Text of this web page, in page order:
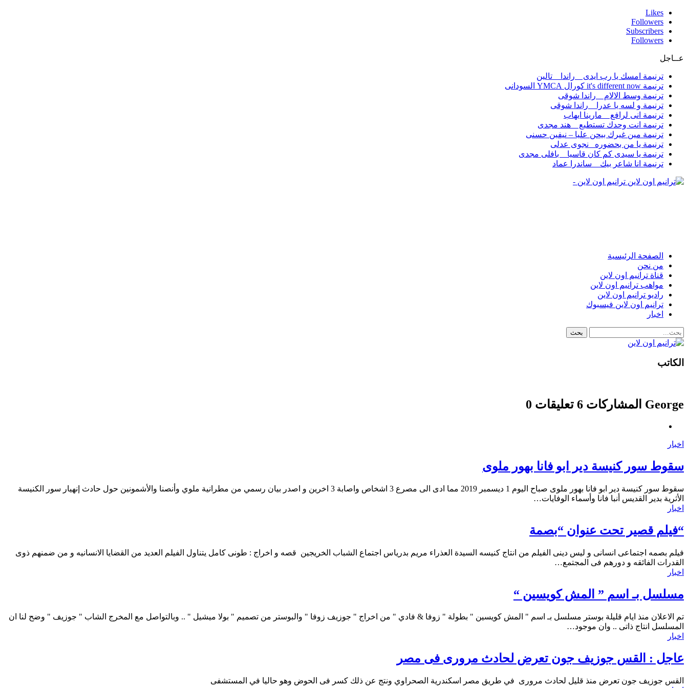
Likes
Followers
Subscribers
Followers
عــاجل
ترنيمة امسك يا رب ايدى _ راندا _ تالين
ترنيمة it's different now كورال YMCA السودانى
ترنيمة وسط الالام _ راندا شوقى
ترنيمة و لسه يا عدرا _ راندا شوقى
ترنيمة انى لرافع _ مارينا ايهاب
ترنيمة انت وحدك تستطيع _ هند مجدى
ترنيمة مين غيرك بيحن عليا – نيفين حسنى
ترنيمة يا من بحضوره _نجوى عدلى
ترنيمة يا سيدى كم كان قاسيا _ بافلى مجدى
ترنيمة انا شاعر بيك _ ساندرا عماد
ترانيم اون لاين -
الصفحة الرئيسية
من نحن
قناة ترانيم اون لاين
مواهب ترانيم اون لاين
راديو ترانيم اون لاين
ترانيم اون لاين فيسبوك
اخبار
الكاتب
George المشاركات 6 تعليقات 0
اخبار
سقوط سور كنيسة دير ابو فانا بهور ملوى
سقوط سور كنيسة دير ابو فانا بهور ملوى صباح اليوم 1 ديسمبر 2019 مما ادى الى مصرع 3 اشخاص واصابة 3 اخرين و اصدر بيان رسمي من مطرانية ملوي وأنصنا والأشمونين حول حادث إنهيار سور الكنيسة
الأثرية بدير القديس أنبا فانا وأسماء الوفايات…
اخبار
“فيلم قصير تحت عنوان “بصمة
فيلم بصمه اجتماعى انسانى و ليس دينى الفيلم من انتاج كنيسه السيدة العذراء مريم بدرياس اجتماع الشباب الخريجين قصه و اخراج : طونى كامل يتناول الفيلم العديد من القضايا الانسانيه و من ضمنهم ذوى
القدرات الفائقه و دورهم فى المجتمع…
اخبار
مسلسل بـ اسم ” المش كويسين “
تم الاعلان منذ ايام قليلة بوستر مسلسل بـ اسم " المش كويسين " بطولة " زوفا & فادي " من اخراج " جوزيف زوفا " والبوستر من تصميم " بولا ميشيل " .. وبالتواصل مع المخرج الشاب " جوزيف " وضح لنا ان
المسلسل انتاج ذاتى .. وان موجود…
اخبار
عاجل : القس جوزيف جون تعرض لحادث مرورى فى مصر
القس جوزيف جون تعرض منذ قليل لحادث مرورى في طريق مصر اسكندرية الصحراوي ونتج عن ذلك كسر فى الحوض وهو حاليا في المستشفى